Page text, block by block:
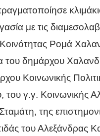
με τις
Ρομά
του δημάρχου
Κοινωνικής
του γ.γ. Κοινωνικής
της
του Αλεξάνδρας